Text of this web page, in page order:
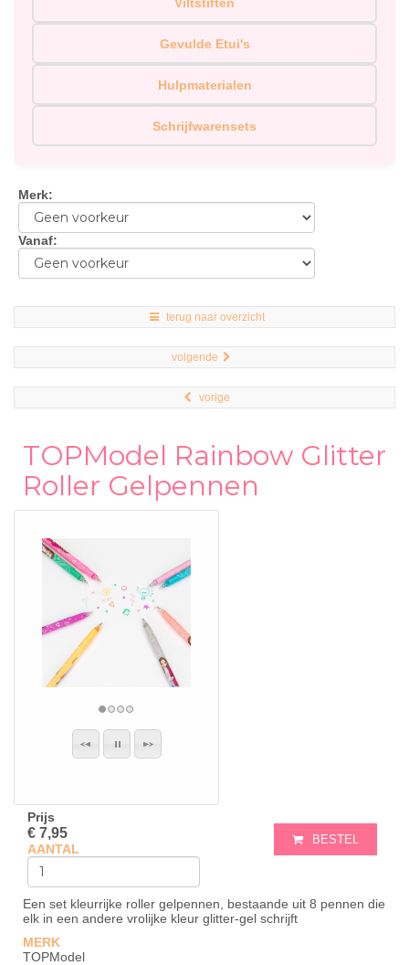
Gevulde Etui's
Hulpmaterialen
Schrijfwarensets
Merk:
Vanaf:
terug naar overzicht
volgende
vorige
TOPModel Rainbow Glitter
Roller Gelpennen
Prijs
€ 7,95
AANTAL
BESTEL
Een set kleurrijke roller gelpennen, bestaande uit 8 pennen die
elk in een andere vrolijke kleur glitter-gel schrijft
MERK
TOPModel